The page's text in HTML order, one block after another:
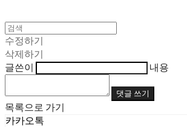
수정하기
삭제하기
글쓴이
내용
댓글 쓰기
목록으로 가기
카카오톡